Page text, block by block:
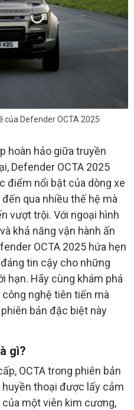
của Defender OCTA 2025
hoàn hảo giữa truyền
Defender OCTA 2025
điểm nổi bật của dòng xe
qua nhiều thế hệ mà
vượt trội. Với ngoại hình
khả năng vận hành ấn
OCTA 2025 hứa hẹn
tin cậy cho những
hạn. Hãy cùng khám phá
nghệ tiên tiến mà
bản đặc biệt này
gì?
OCTA trong phiên bản
huyền thoại được lấy cảm
một viên kim cương,